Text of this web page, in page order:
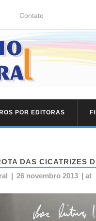
Contato
POR EDITORAS
DAS CICATRIZES
| 26 novembro 2013 | at